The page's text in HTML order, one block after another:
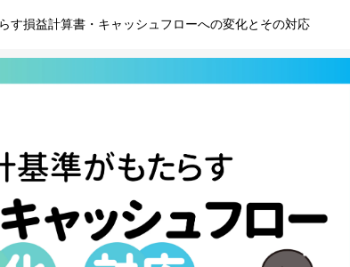
す損益計算書・キャッシュフローへの変化とその対応